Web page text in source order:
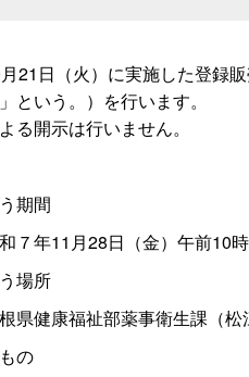
21日（火）に実施した登録
という。）を行います。
る開示は行いません。
期間
７年11月28日（金）午前10
場所
県健康福祉部薬事衛生課（松
の